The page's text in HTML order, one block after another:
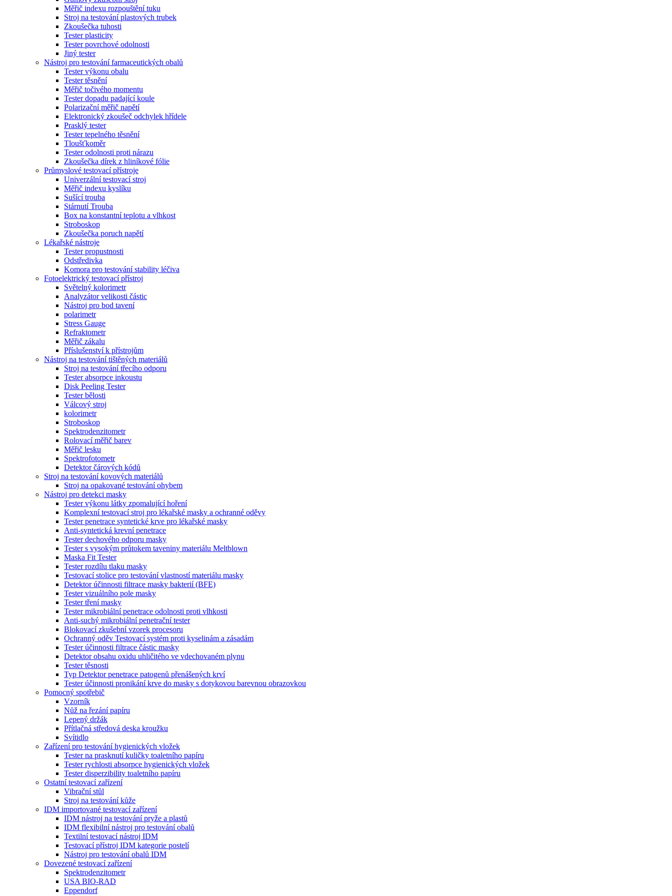
Měřič indexu rozpouštění tuku
Stroj na testování plastových trubek
Zkoušečka tuhosti
Tester plasticity
Tester povrchové odolnosti
Jiný tester
Nástroj pro testování farmaceutických obalů
Tester výkonu obalu
Tester těsnění
Měřič točivého momentu
Tester dopadu padající koule
Polarizační měřič napětí
Elektronický zkoušeč odchylek hřídele
Prasklý tester
Tester tepelného těsnění
Tloušťkoměr
Tester odolnosti proti nárazu
Zkoušečka dírek z hliníkové fólie
Průmyslové testovací přístroje
Univerzální testovací stroj
Měřič indexu kyslíku
Sušící trouba
Stárnutí Trouba
Box na konstantní teplotu a vlhkost
Stroboskop
Zkoušečka poruch napětí
Lékařské nástroje
Tester propustnosti
Odstředivka
Komora pro testování stability léčiva
Fotoelektrický testovací přístroj
Světelný kolorimetr
Analyzátor velikosti částic
Nástroj pro bod tavení
polarimetr
Stress Gauge
Refraktometr
Měřič zákalu
Příslušenství k přístrojům
Nástroj na testování tištěných materiálů
Stroj na testování třecího odporu
Tester absorpce inkoustu
Disk Peeling Tester
Tester bělosti
Válcový stroj
kolorimetr
Stroboskop
Spektrodenzitometr
Rolovací měřič barev
Měřič lesku
Spektrofotometr
Detektor čárových kódů
Stroj na testování kovových materiálů
Stroj na opakované testování ohybem
Nástroj pro detekci masky
Tester výkonu látky zpomalující hoření
Komplexní testovací stroj pro lékařské masky a ochranné oděvy
Tester penetrace syntetické krve pro lékařské masky
Anti-syntetická krevní penetrace
Tester dechového odporu masky
Tester s vysokým průtokem taveniny materiálu Meltblown
Maska Fit Tester
Tester rozdílu tlaku masky
Testovací stolice pro testování vlastností materiálu masky
Detektor účinnosti filtrace masky bakterií (BFE)
Tester vizuálního pole masky
Tester tření masky
Tester mikrobiální penetrace odolnosti proti vlhkosti
Anti-suchý mikrobiální penetrační tester
Blokovací zkušební vzorek procesoru
Ochranný oděv Testovací systém proti kyselinám a zásadám
Tester účinnosti filtrace částic masky
Detektor obsahu oxidu uhličitého ve vdechovaném plynu
Tester těsnosti
Typ Detektor penetrace patogenů přenášených krví
Tester účinnosti pronikání krve do masky s dotykovou barevnou obrazovkou
Pomocný spotřebič
Vzorník
Nůž na řezání papíru
Lepený držák
Přítlačná středová deska kroužku
Svítidlo
Zařízení pro testování hygienických vložek
Tester na prasknutí kuličky toaletního papíru
Tester rychlosti absorpce hygienických vložek
Tester disperzibility toaletního papíru
Ostatní testovací zařízení
Vibrační stůl
Stroj na testování kůže
IDM importované testovací zařízení
IDM nástroj na testování pryže a plastů
IDM flexibilní nástroj pro testování obalů
Textilní testovací nástroj IDM
Testovací přístroj IDM kategorie postelí
Nástroj pro testování obalů IDM
Dovezené testovací zařízení
Spektrodenzitometr
USA BIO-RAD
Eppendorf